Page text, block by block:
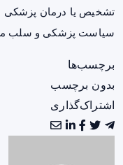
تشخیص یا درمان پزشکی
سیاست پزشکی و سلب
برچسب‌ها
بدون برچسب
اشتراک‌گذاری